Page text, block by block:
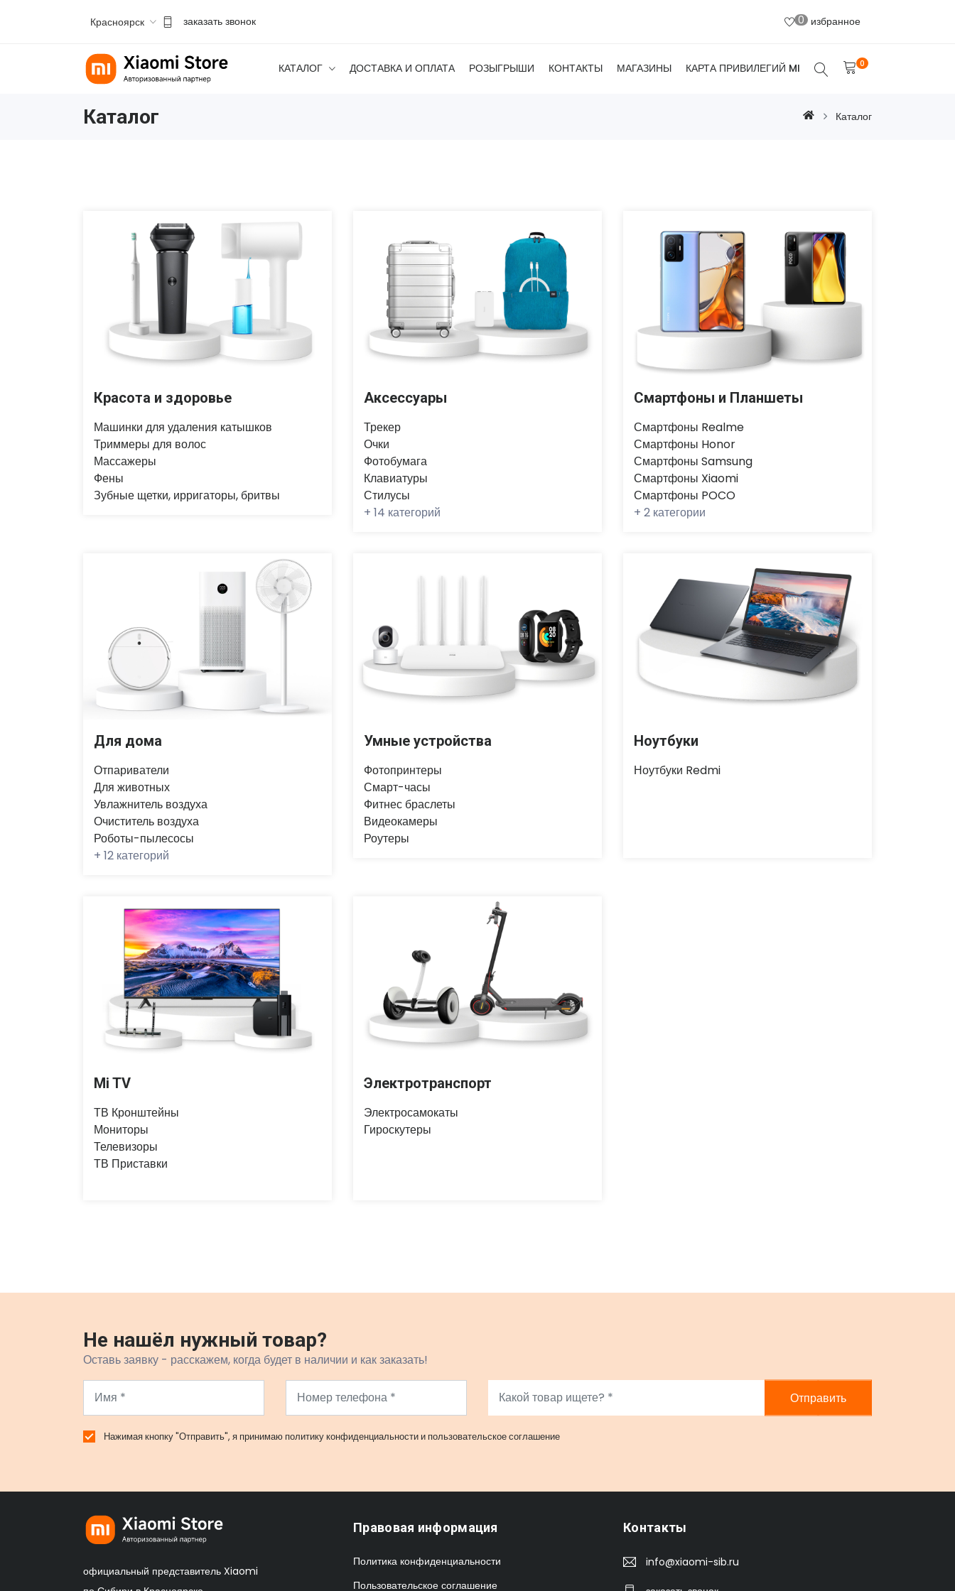
Красноярск заказать звонок 0 избранное
КАТАЛОГ ДОСТАВКА И ОПЛАТА РОЗЫГРЫШИ КОНТАКТЫ МАГАЗИНЫ КАРТА ПРИВИЛЕГИЙ MI 0
Каталог Каталог
Красота и здоровье
Машинки для удаления катышков
Триммеры для волос
Массажеры
Фены
Зубные щетки, ирригаторы, бритвы
Аксессуары
Трекер
Очки
Фотобумага
Клавиатуры
Стилусы
+ 14 категорий
Смартфоны и Планшеты
Смартфоны Realme
Смартфоны Honor
Смартфоны Samsung
Смартфоны Xiaomi
Смартфоны POCO
+ 2 категории
Для дома
Отпариватели
Для животных
Увлажнитель воздуха
Очиститель воздуха
Роботы-пылесосы
+ 12 категорий
Умные устройства
Фотопринтеры
Смарт-часы
Фитнес браслеты
Видеокамеры
Роутеры
Ноутбуки
Ноутбуки Redmi
Mi TV
ТВ Кронштейны
Мониторы
Телевизоры
ТВ Приставки
Электротранспорт
Электросамокаты
Гироскутеры
Не нашёл нужный товар?
Оставь заявку - расскажем, когда будет в наличии и как заказать!
Отправить
Нажимая кнопку "Отправить", я принимаю политику конфиденциальности и пользовательское соглашение
официальный представитель Xiaomi
Правовая информация
Политика конфиденциальности
Пользовательское соглашение
Контакты
info@xiaomi-sib.ru